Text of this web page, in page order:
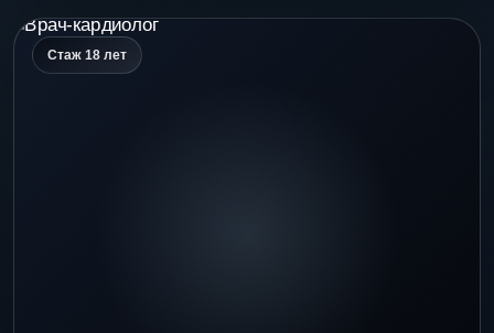
Стаж 18 лет